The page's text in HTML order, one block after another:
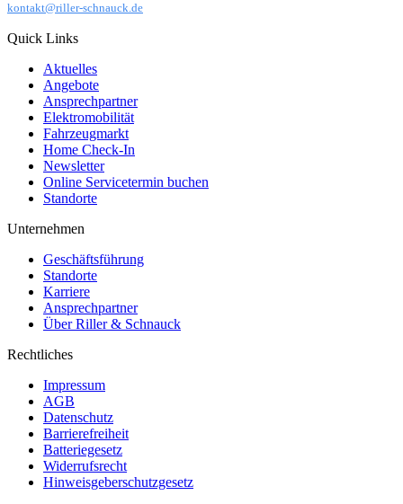
kontakt@riller-schnauck.de
Quick Links
Aktuelles
Angebote
Ansprechpartner
Elektromobilität
Fahrzeugmarkt
Home Check-In
Newsletter
Online Servicetermin buchen
Standorte
Unternehmen
Geschäftsführung
Standorte
Karriere
Ansprechpartner
Über Riller & Schnauck
Rechtliches
Impressum
AGB
Datenschutz
Barrierefreiheit
Batteriegesetz
Widerrufsrecht
Hinweisgeberschutzgesetz